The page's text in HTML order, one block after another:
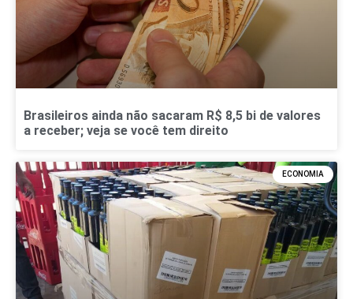
Brasileiros ainda não sacaram R$ 8,5 bi de valores
a receber; veja se você tem direito
ECONOMIA